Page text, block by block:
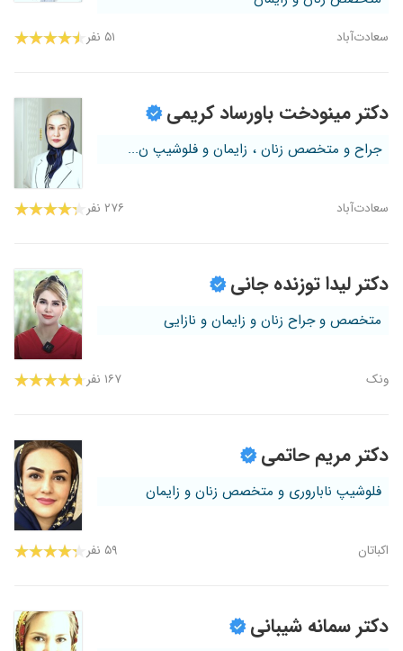
سعادت‌آباد ۵۱ نفر
دکتر مینودخت باورساد کریمی
جراح و متخصص زنان ، زایمان و فلوشیپ ن...
سعادت‌آباد ۲۷۶ نفر
دکتر لیدا توزنده جانی
متخصص و جراح زنان و زایمان و نازایی
ونک ۱۶۷ نفر
دکتر مریم حاتمی
فلوشیپ ناباروری و متخصص زنان و زایمان
اکباتان ۵۹ نفر
دکتر سمانه شیبانی